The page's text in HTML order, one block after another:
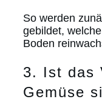
So werden
gebildet,
Boden
3. Ist das
Gemüse